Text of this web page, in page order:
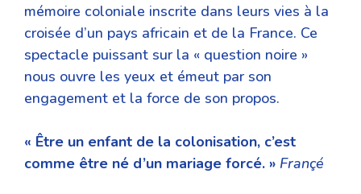
mémoire coloniale inscrite dans leurs vies à la
croisée d’un pays africain et de la France. Ce
spectacle puissant sur la « question noire »
nous ouvre les yeux et émeut par son
engagement et la force de son propos.
« Être un enfant de la colonisation, c’est
comme être né d’un mariage forcé. » Françé